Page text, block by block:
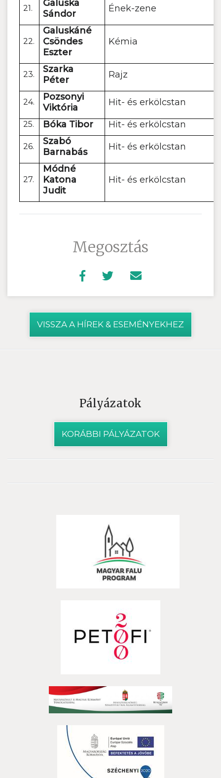
21.
Galuska
Sándor
Ének-zene
22.
Galuskáné
Csöndes
Eszter
Kémia
23.
Szarka
Péter
Rajz
24.
Pozsonyi
Viktória
Hit- és erkölcstan
25. Bóka Tibor Hit- és erkölcstan
26.
Szabó
Barnabás
Hit- és erkölcstan
27.
Módné
Katona
Judit
Hit- és erkölcstan
Megosztás
VISSZA A HÍREK & ESEMÉNYEKHEZ
Pályázatok
KORÁBBI PÁLYÁZATOK